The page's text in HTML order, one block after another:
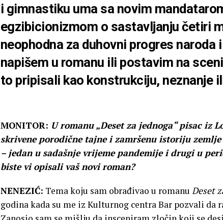
i gimnastiku uma sa novim
egzibicionizmom o sastavljanju četiri
neophodna za duhovni progres naroda
napišem u romanu ili postavim na
to pripisali kao konstrukciju, neznanje
MONITOR: U romanu „Deset za jednoga“ pisac iz
skrivene porodične tajne i zamršenu istoriju
– jedan u sadašnje vrijeme pandemije i drugi u
biste vi opisali vaš novi roman?
NENEZIĆ: Tema koju sam obrađivao u romanu Deset
godina kada su me iz Kulturnog centra Bar pozvali da